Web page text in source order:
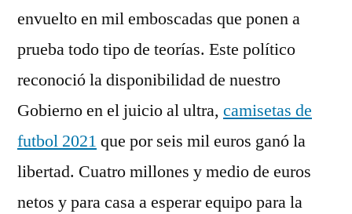
envuelto en mil emboscadas que ponen a
prueba todo tipo de teorías. Este político
reconoció la disponibilidad de nuestro
Gobierno en el juicio al ultra, camisetas de
futbol 2021 que por seis mil euros ganó la
libertad. Cuatro millones y medio de euros
netos y para casa a esperar equipo para la